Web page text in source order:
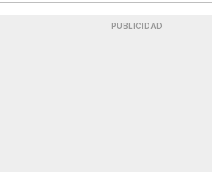
PUBLICIDAD